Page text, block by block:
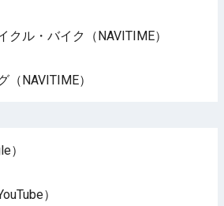
クル・バイク（NAVITIME）
（NAVITIME）
）
）